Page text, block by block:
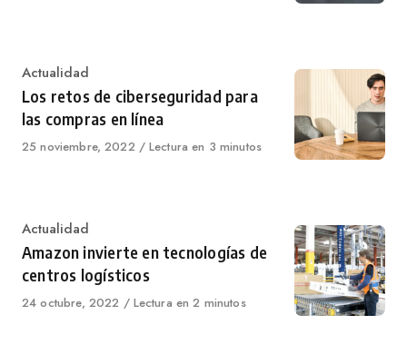
Category
Actualidad
Los retos de ciberseguridad para
las compras en línea
Published
25 noviembre, 2022 Lectura en 3 minutos
Category
Actualidad
Amazon invierte en tecnologías de
centros logísticos
Published
24 octubre, 2022 Lectura en 2 minutos